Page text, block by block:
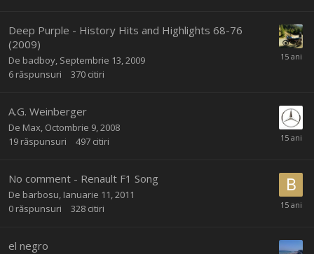
Deep Purple - History Hits and Highlights 68-76
(2009)
De badboy Septembrie 13, 2009
6 răspunsuri 370 citiri
A.G. Weinberger
De Max Octombrie 9, 2008
19 răspunsuri 497 citiri
No comment - Renault F1 Song
De barbosu Ianuarie 11, 2011
0 răspunsuri 328 citiri
el negro